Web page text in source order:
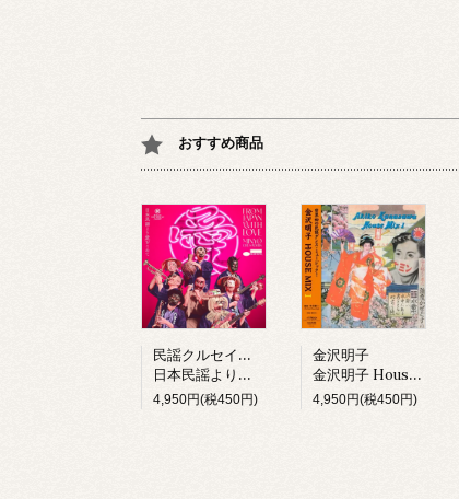
おすすめ商品
民謡クルセイダーズ
日本民謡より愛をこめて (LP)
4,950円(税450円)
金沢明子
金沢明子 House Mix I (LP)
4,950円(税450円)